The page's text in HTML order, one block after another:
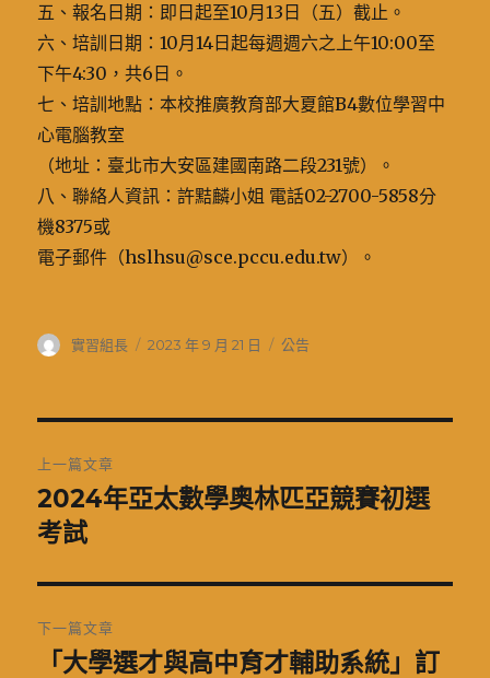
五、報名日期：即日起至10月13日（五）截止。
六、培訓日期：10月14日起每週週六之上午10:00至
下午4:30，共6日。
七、培訓地點：本校推廣教育部大夏館B4數位學習中
心電腦教室
（地址：臺北市大安區建國南路二段231號）。
八、聯絡人資訊：許黠麟小姐 電話02-2700-5858分
機8375或
電子郵件（hslhsu@sce.pccu.edu.tw）。
作
實習組長
發
2023 年 9 月 21 日
分
公告
章
導
覽
上一篇文章
上
一
文
章:
2024年亞太數學奧林匹亞競賽初選
考試
下一篇文章
下「大學選才與高中育才輔助系統」訂